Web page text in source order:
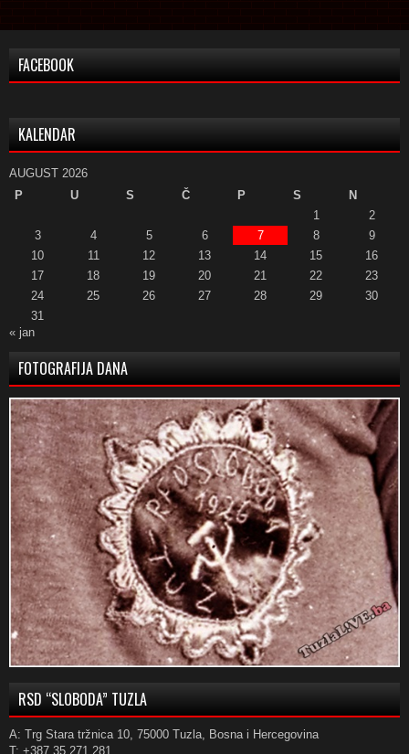
FACEBOOK
KALENDAR
AUGUST 2026
P
U S Č P S
N
1
2
3
4 5 6 7 8
9
10
11 12 13 14 15
16
17
18 19 20 21 22
23
24
25 26 27 28 29
30
31
« jan
FOTOGRAFIJA DANA
RSD “SLOBODA” TUZLA
A: Trg Stara tržnica 10, 75000 Tuzla, Bosna i Hercegovina
T: +387 35 271 281